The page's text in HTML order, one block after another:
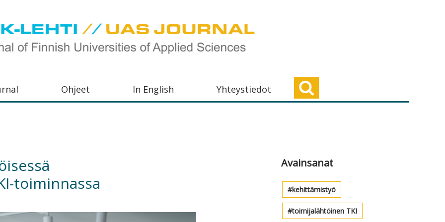
Ohjeet In English Yhteystiedot
toiminnassa
Avainsanat
kehittämistyö
toimijalähtöinen TKI